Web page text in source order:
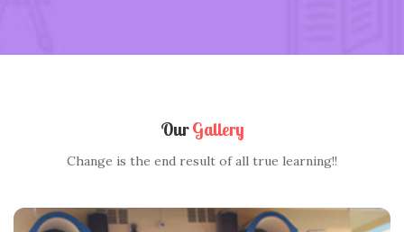
OurGallery
Change is the end result of all true learning!!